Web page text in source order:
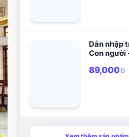
Dẫn nhập
Con người
89,000Đ